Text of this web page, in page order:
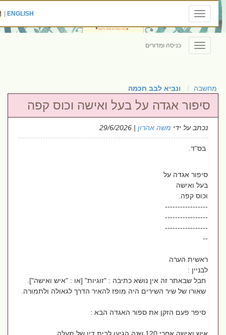
Toggle
navigation
ENGLISH
|
Toggle
navigation
כניסה ומדורים
מחשבה ונביא לבב חכמה
סיפור אגדה על בעל ואישה וכוס קפה
נכתב על ידימשה אהרון| 29/6/2026
בס"ד.
סיפור אגדה על
בעל ואישה
וכוס קפה.
-----------------
-----------------
-----------------
ראשית הערה
לבניין :
חבל שבאתר זה אין נושא כתיבה : "זוגיות" [או : "איש ואישה"].
שאורו של שיר השירים היה מופז להאיר הדרך לגאולה ולתמורה.
סיפר פעם הזקן את ספור האגדה הבא :